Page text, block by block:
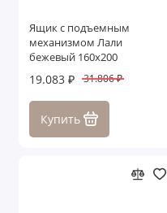
Ящик с подъемным
механизмом Лали
бежевый 160х200
19.083 ₽ 31.806 ₽
Купить